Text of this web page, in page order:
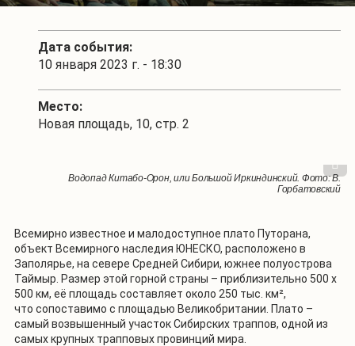
Дата события:
10 января 2023 г. - 18:30
Место:
Новая площадь, 10, стр. 2
Водопад Китабо-Орон, или Большой Иркиндинский. Фото: В.
Горбатовский
Водопад Оранский. Фото: В. Горбатовский
Озеро Дюпкун. Фото: В. Горбатовский
Столбчатые отдельности по берегам безымянной реки, впадающей в
озеро Аян. Фото: В. Горбатовский
Всемирно известное и малодоступное плато Путорана,
объект Всемирного наследия ЮНЕСКО, расположено в
Заполярье, на севере Средней Сибири, южнее полуострова
Таймыр. Размер этой горной страны – приблизительно 500 х
500 км, её площадь составляет около 250 тыс. км²,
что сопоставимо с площадью Великобритании. Плато –
самый возвышенный участок Сибирских траппов, одной из
самых крупных трапповых провинций мира.